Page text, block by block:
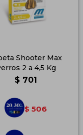
Shooter Max
2 a 4,5 Kg
$ 701
$ 506